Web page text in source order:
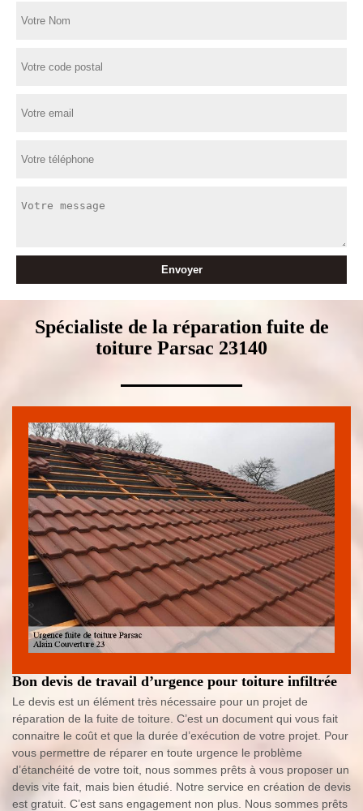
Spécialiste de la réparation fuite de
toiture Parsac 23140
Bon devis de travail d’urgence pour toiture infiltrée
Le devis est un élément très nécessaire pour un projet de
réparation de la fuite de toiture. C’est un document qui vous fait
connaitre le coût et que la durée d’exécution de votre projet. Pour
vous permettre de réparer en toute urgence le problème
d’étanchéité de votre toit, nous sommes prêts à vous proposer un
devis vite fait, mais bien étudié. Notre service en création de devis
est gratuit. C’est sans engagement non plus. Nous sommes prêts